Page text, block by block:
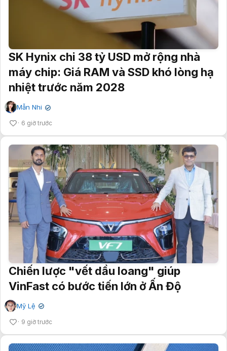
SK Hynix chi 38 tỷ USD mở rộng nhà
máy chip: Giá RAM và SSD khó lòng hạ
nhiệt trước năm 2028
Mẫn Nhi ✔
6 giờ trước
Chiến lược "vết dầu loang" giúp
VinFast có bước tiến lớn ở Ấn Độ
Mỹ Lệ ✔
9 giờ trước